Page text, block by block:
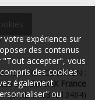
votre expérience sur
des contenus
"Tout accepter", vous
des cookies
également
ou
(SIREN :
parSWOAX France
(SIREN : 831613484)